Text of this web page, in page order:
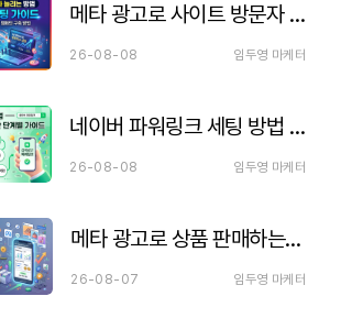
메타 광고로 사이트 방문자 늘리는 방법 — 트래픽 캠페인 세팅 가이드
26-08-08 임두영 마케터
네이버 파워링크 세팅 방법 — 처음 집행하는 사람을 위한 단계별 가이드
26-08-08 임두영 마케터
메타 광고로 상품 판매하는 방법 — 판매 캠페인 세팅 가이드
26-08-07 임두영 마케터